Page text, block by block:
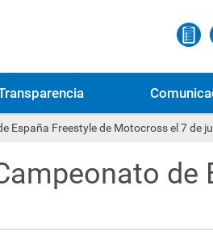
España Freestyle de Motocross el 7 de
de